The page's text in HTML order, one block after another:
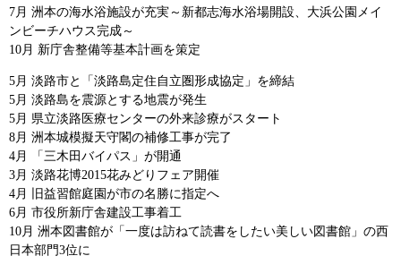
7月 洲本の海水浴施設が充実～新都志海水浴場開設、大浜公園メイ
ンビーチハウス完成～
10月 新庁舎整備等基本計画を策定
5月 淡路市と「淡路島定住自立圏形成協定」を締結
5月 淡路島を震源とする地震が発生
5月 県立淡路医療センターの外来診療がスタート
8月 洲本城模擬天守閣の補修工事が完了
4月 「三木田バイパス」が開通
3月 淡路花博2015花みどりフェア開催
4月 旧益習館庭園が市の名勝に指定へ
6月 市役所新庁舎建設工事着工
10月 洲本図書館が「一度は訪ねて読書をしたい美しい図書館」の西
日本部門3位に